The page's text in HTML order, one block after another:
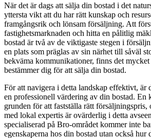
När det är dags att sälja din bostad i det
yttersta vikt att du har rätt kunskap och
framgångsrik och lönsam försäljning. Att
fastighetsmarknaden och hitta en pålitlig
bostad är två av de viktigaste stegen i
en plats som präglas av sin närhet till såväl
bekväma kommunikationer, finns det mycket
bestämmer dig för att sälja din bostad.
För att navigera i detta landskap effektivt, är
en professionell värdering av din bostad. En
grunden för att fastställa rätt försäljningspris,
med lokal expertis är ovärderlig i detta
specialiserad på Bro-området kommer inte
egenskaperna hos din bostad utan också hur